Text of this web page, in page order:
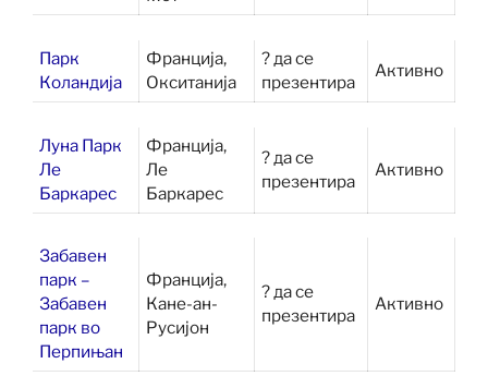
Парк
Коландија
Франција,
Окситанија
? да се
презентира
Активно
Луна Парк
Ле
Баркарес
Франција,
Ле
Баркарес
? да се
презентира
Активно
Забавен
парк –
Забавен
парк во
Перпињан
Франција,
Кане-ан-
Русијон
? да се
презентира
Активно